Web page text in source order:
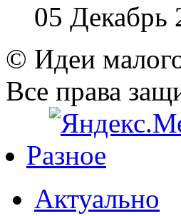
05 Декабрь
© Идеи
Все права
Разное
Актуально